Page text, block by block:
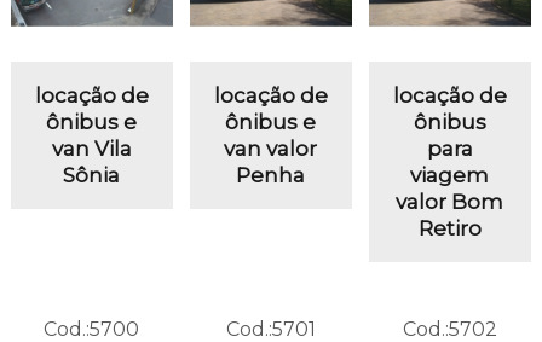
locação de
ônibus e
van Vila
Sônia
locação de
ônibus e
van valor
Penha
locação de
ônibus
para
viagem
valor Bom
Retiro
Cod.:5700 Cod.:5701 Cod.:5702